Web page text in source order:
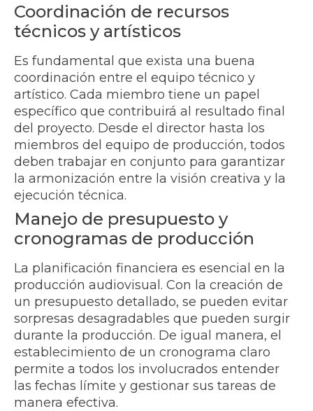
Coordinación de recursos
técnicos y artísticos
Es fundamental que exista una buena
coordinación entre el equipo técnico y
artístico. Cada miembro tiene un papel
específico que contribuirá al resultado final
del proyecto. Desde el director hasta los
miembros del equipo de producción, todos
deben trabajar en conjunto para garantizar
la armonización entre la visión creativa y la
ejecución técnica.
Manejo de presupuesto y
cronogramas de producción
La planificación financiera es esencial en la
producción audiovisual. Con la creación de
un presupuesto detallado, se pueden evitar
sorpresas desagradables que pueden surgir
durante la producción. De igual manera, el
establecimiento de un cronograma claro
permite a todos los involucrados entender
las fechas límite y gestionar sus tareas de
manera efectiva.